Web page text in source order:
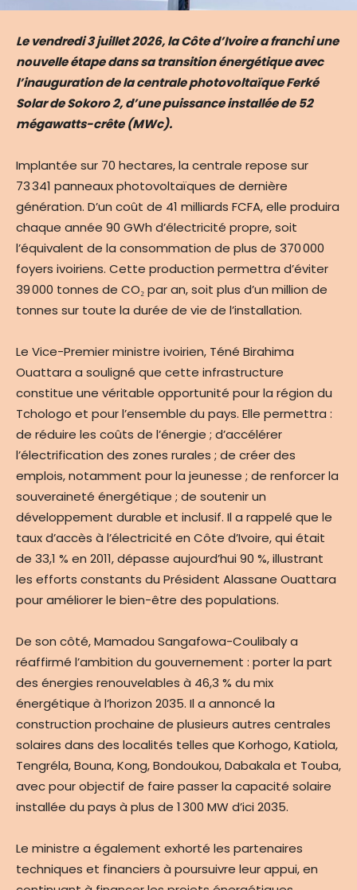
Le vendredi 3 juillet 2026, la Côte d’Ivoire a franchi une
nouvelle étape dans sa transition énergétique avec
l’inauguration de la centrale photovoltaïque Ferké
Solar de Sokoro 2, d’une puissance installée de 52
mégawatts-crête (MWc).
Implantée sur 70 hectares, la centrale repose sur
73 341 panneaux photovoltaïques de dernière
génération. D’un coût de 41 milliards FCFA, elle produira
chaque année 90 GWh d’électricité propre, soit
l’équivalent de la consommation de plus de 370 000
foyers ivoiriens. Cette production permettra d’éviter
39 000 tonnes de CO₂ par an, soit plus d’un million de
tonnes sur toute la durée de vie de l’installation.
Le Vice-Premier ministre ivoirien, Téné Birahima
Ouattara a souligné que cette infrastructure
constitue une véritable opportunité pour la région du
Tchologo et pour l’ensemble du pays. Elle permettra :
de réduire les coûts de l’énergie ; d’accélérer
l’électrification des zones rurales ; de créer des
emplois, notamment pour la jeunesse ; de renforcer la
souveraineté énergétique ; de soutenir un
développement durable et inclusif. Il a rappelé que le
taux d’accès à l’électricité en Côte d’Ivoire, qui était
de 33,1 % en 2011, dépasse aujourd’hui 90 %, illustrant
les efforts constants du Président Alassane Ouattara
pour améliorer le bien-être des populations.
De son côté, Mamadou Sangafowa-Coulibaly a
réaffirmé l’ambition du gouvernement : porter la part
des énergies renouvelables à 46,3 % du mix
énergétique à l’horizon 2035. Il a annoncé la
construction prochaine de plusieurs autres centrales
solaires dans des localités telles que Korhogo, Katiola,
Tengréla, Bouna, Kong, Bondoukou, Dabakala et Touba,
avec pour objectif de faire passer la capacité solaire
installée du pays à plus de 1 300 MW d’ici 2035.
Le ministre a également exhorté les partenaires
techniques et financiers à poursuivre leur appui, en